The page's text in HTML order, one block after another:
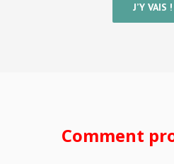
J’Y VAIS !
Comment